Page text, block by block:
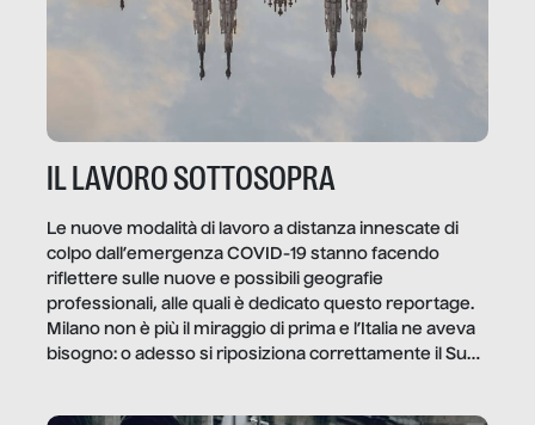
IL LAVORO SOTTOSOPRA
Le nuove modalità di lavoro a distanza innescate di
colpo dall’emergenza COVID-19 stanno facendo
riflettere sulle nuove e possibili geografie
professionali, alle quali è dedicato questo reportage.
Milano non è più il miraggio di prima e l’Italia ne aveva
bisogno: o adesso si riposiziona correttamente il Sud